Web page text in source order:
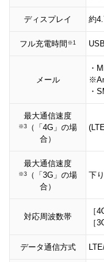
ディスプレイ 約
フル充電時間 ※1
メール
・
・
最大通信速度
※3
（「4G」の場
合）
最大通信速度
※3
（「3G」の場
合）
下
対応周波数帯
［
［
データ通信方式